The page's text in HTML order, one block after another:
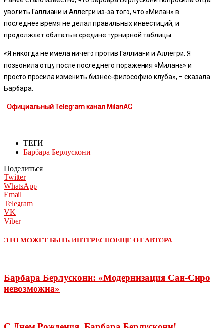
уволить Галлиани и Аллегри из-за того, что «Милан» в
последнее время не делал правильных инвестиций, и
продолжает обитать в средине турнирной таблицы.
«Я никогда не имела ничего против Галлиани и Аллегри. Я
позвонила отцу после последнего поражения «Милана» и
просто просила изменить бизнес-философию клуба», – сказала
Барбара.
Официальный Telegram канал MilanAC
ТЕГИ
Барбара Берлускони
Поделиться
Twitter
WhatsApp
Email
Telegram
VK
Viber
ЭТО МОЖЕТ БЫТЬ ИНТЕРЕСНОЕЩЕ ОТ АВТОРА
Барбара Берлускони: «Модернизация Сан-Сиро
невозможна»